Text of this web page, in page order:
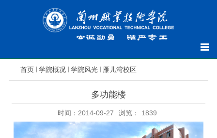
首页 学院概况 学院风光 雁儿湾校区
多功能楼
时间：2014-09-27 浏览： 1839